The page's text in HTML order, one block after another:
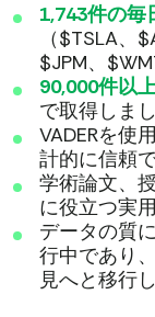
1,743件の毎
（$TSLA、
$JPM、
90,000件以
で取得しま
VADERを使
計的に信頼
学術論文、
に役立つ実
データの質
行中であり
見へと移行